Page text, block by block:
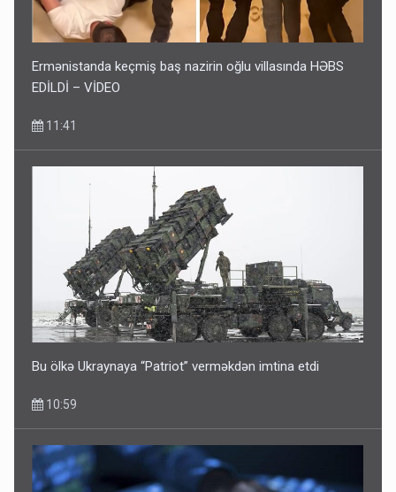
Ermənistanda keçmiş baş nazirin oğlu villasında HƏBS
EDİLDİ – VİDEO
11:41
Bu ölkə Ukraynaya “Patriot” verməkdən imtina etdi
10:59